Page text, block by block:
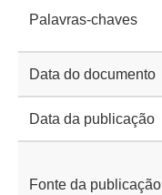
Palavras-chaves
Data do documento
Data da publicação
Fonte da publicação